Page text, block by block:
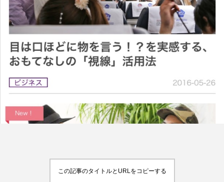
Gemini Instagram SaaS SNS
TikTok アスタキサンチン
アスレジャーコスメ アレルギー
アンチエイジング
インタビュー インナービューティー 冷え
この記事のタイトルとURLをコピーする